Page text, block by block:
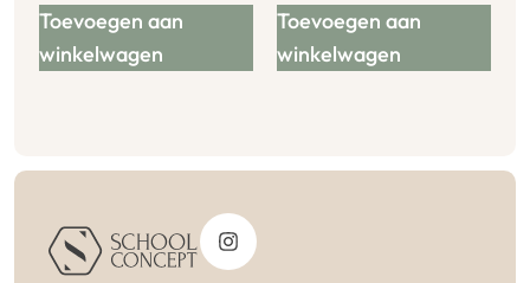
Toevoegen aan
winkelwagen
Toevoegen aan
winkelwagen